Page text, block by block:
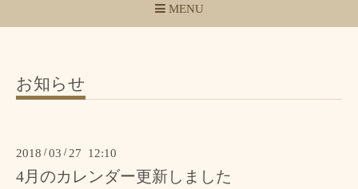
MENU
お知らせ
2018 /03 / 27 12:10
4月のカレンダー更新しました